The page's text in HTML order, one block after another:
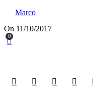
Marco
On 11/10/2017
0